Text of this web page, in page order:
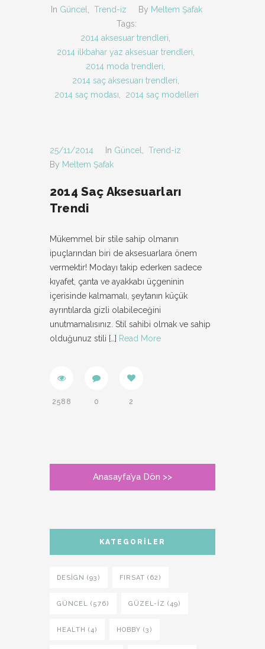
In Güncel Trend-iz By Meltem Şafak
Tags:
2014 aksesuar trendleri
2014 ilkbahar yaz aksesuar trendleri
2014 moda trendleri
2014 saç aksesuarı trendleri
2014 saç modası
2014 saç modelleri
25/11/2014 In Güncel
Trend-iz
By Meltem Şafak
2014 Saç Aksesuarları
Trendi
Mükemmel bir stile sahip olmanın
ipuçlarından biri de aksesuarlara önem
vermektir! Modayı takip ederken sadece
kıyafet, çanta ve ayakkabı üçgeninin
içerisinde kalmamalı, şeytanın küçük
ayrıntılarda gizli olabileceğini
unutmamalısınız. Stil sahibi olmak ve sahip
olduğunuz stili […] Read More
2588 0 2
Anasayfa’ya Dön >>
KATEGORILER
DESIGN (93) FIRSAT (62)
GÜNCEL (576) GÜZEL-IZ (49)
HEALTH (4) HOBBY (3)